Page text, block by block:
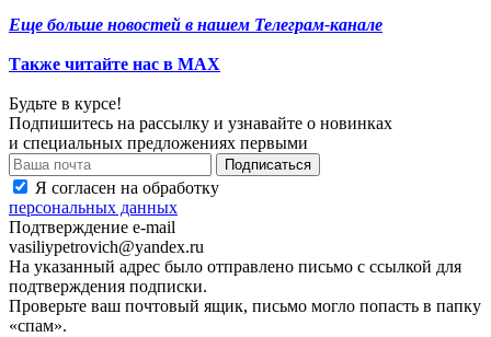
Еще больше новостей в нашем Телеграм-канале
Также читайте нас в МАХ
Будьте в курсе!
Подпишитесь на рассылку и узнавайте о новинках
и специальных предложениях первыми
Я согласен на обработку
персональных данных
Подтверждение e-mail
vasiliypetrovich@yandex.ru
На указанный адрес было отправлено письмо с ссылкой для
подтверждения подписки.
Проверьте ваш почтовый ящик, письмо могло попасть в папку
«спам».